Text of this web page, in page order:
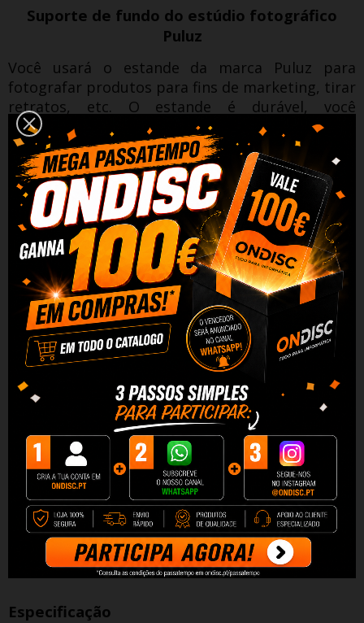
Suporte de fundo do estúdio fotográfico
Puluz
Você usará o estande da marca Puluz para
fotografar produtos para fins de marketing, tirar
retratos, etc. O estande é durável, você
pendurará nele um cenário feito de lona, ​​
musselina, algodão, papel ou papel PVC.
Construção robusta e fácil de instalar
O PU3054B é feito de metal, tornando-o durável
e resistente à ferrugem.
A fácil montagem e
desmontagem torna este produto ideal para
qualquer pessoa.O recurso ajustável permite
que você defina a altura de acordo com suas
necessidades, e a base do tripé oferece
estabilidade.
Lista de embalagem:
Suporte de pano de fundo
Barra
Clipes de pano de fundo x2
Especificação